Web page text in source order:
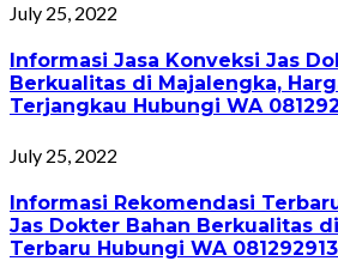
July 25, 2022
Informasi Jasa Konveksi Jas
Berkualitas di Majalengka,
Terjangkau Hubungi WA
July 25, 2022
Informasi Rekomendasi
Jas Dokter Bahan Berkualitas
Terbaru Hubungi WA